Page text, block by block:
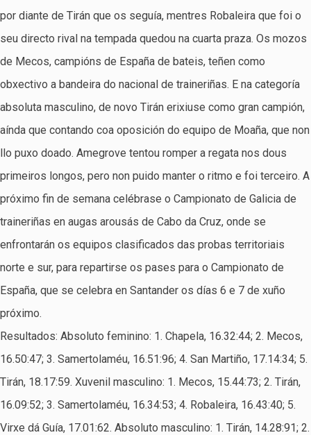
por diante de Tirán que os seguía, mentres Robaleira que foi o
seu directo rival na tempada quedou na cuarta praza. Os mozos
de Mecos, campións de España de bateis, teñen como
obxectivo a bandeira do nacional de traineriñas. E na categoría
absoluta masculino, de novo Tirán erixiuse como gran campión,
aínda que contando coa oposición do equipo de Moaña, que non
llo puxo doado. Amegrove tentou romper a regata nos dous
primeiros longos, pero non puido manter o ritmo e foi terceiro. A
próximo fin de semana celébrase o Campionato de Galicia de
traineriñas en augas arousás de Cabo da Cruz, onde se
enfrontarán os equipos clasificados das probas territoriais
norte e sur, para repartirse os pases para o Campionato de
España, que se celebra en Santander os días 6 e 7 de xuño
próximo.
Resultados: Absoluto feminino: 1. Chapela, 16.32:44; 2. Mecos,
16.50:47; 3. Samertolaméu, 16.51:96; 4. San Martiño, 17.14:34; 5.
Tirán, 18.17:59. Xuvenil masculino: 1. Mecos, 15.44:73; 2. Tirán,
16.09:52; 3. Samertolaméu, 16.34:53; 4. Robaleira, 16.43:40; 5.
Virxe dá Guía, 17.01:62. Absoluto masculino: 1. Tirán, 14.28:91; 2.